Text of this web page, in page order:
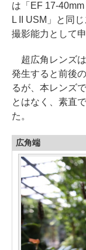
は「EF 17-
L II USM」と同
撮影能力として申
超広角レンズ
発生すると前後
るが、本レンズ
とはなく、素直
た。
広角端